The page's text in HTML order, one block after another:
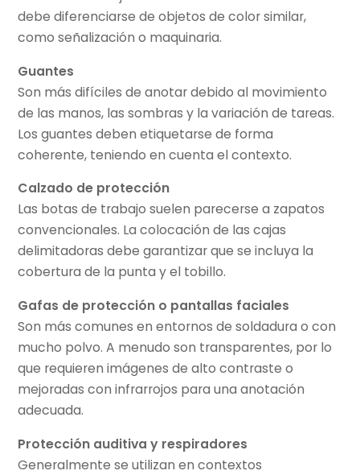
debe diferenciarse de objetos de color similar,
como señalización o maquinaria.
Guantes
Son más difíciles de anotar debido al movimiento
de las manos, las sombras y la variación de tareas.
Los guantes deben etiquetarse de forma
coherente, teniendo en cuenta el contexto.
Calzado de protección
Las botas de trabajo suelen parecerse a zapatos
convencionales. La colocación de las cajas
delimitadoras debe garantizar que se incluya la
cobertura de la punta y el tobillo.
Gafas de protección o pantallas faciales
Son más comunes en entornos de soldadura o con
mucho polvo. A menudo son transparentes, por lo
que requieren imágenes de alto contraste o
mejoradas con infrarrojos para una anotación
adecuada.
Protección auditiva y respiradores
Generalmente se utilizan en contextos